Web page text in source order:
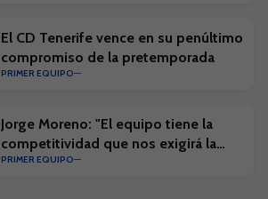
El CD Tenerife vence en su penúltimo
compromiso de la pretemporada
PRIMER EQUIPO
Jorge Moreno: "El equipo tiene la
competitividad que nos exigirá la
competición"
PRIMER EQUIPO